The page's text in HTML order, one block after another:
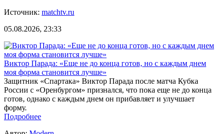
Источник: matchtv.ru
05.08.2026, 23:33
Виктор Парада: «Еще не до конца готов, но с каждым днем
моя форма становится лучше»
Защитник «Спартака» Виктор Парада после матча Кубка
России с «Оренбургом» признался, что пока еще не до конца
готов, однако с каждым днем он прибавляет и улучшает
форму.
Подробнее